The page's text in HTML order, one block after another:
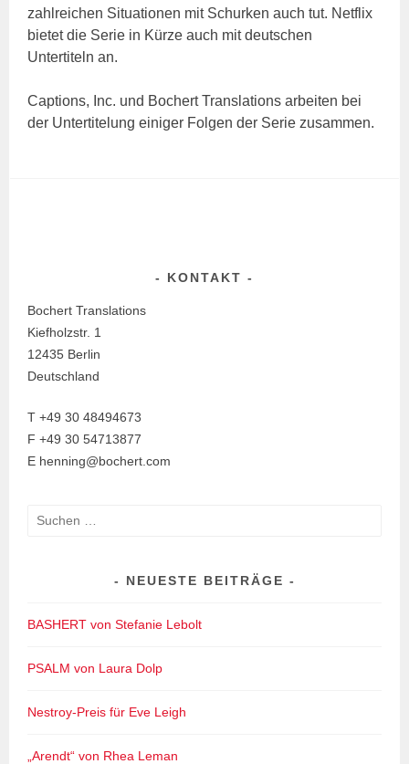
zahlreichen Situationen mit Schurken auch tut. Netflix
bietet die Serie in Kürze auch mit deutschen
Untertiteln an.
Captions, Inc. und Bochert Translations arbeiten bei
der Untertitelung einiger Folgen der Serie zusammen.
KONTAKT
Bochert Translations
Kiefholzstr. 1
12435 Berlin
Deutschland
T +49 30 48494673
F +49 30 54713877
E henning@bochert.com
Suchen
NEUESTE BEITRÄGE
BASHERT von Stefanie Lebolt
PSALM von Laura Dolp
Nestroy-Preis für Eve Leigh
„Arendt“ von Rhea Leman